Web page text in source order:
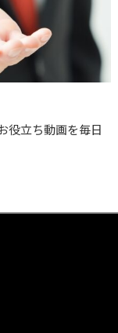
役立ち動画を毎日